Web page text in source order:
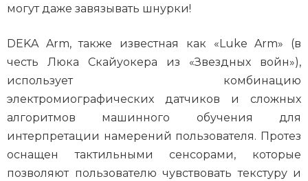
могут даже завязывать шнурки!
DEKA Arm, также известная как «Luke Arm» (в
честь Люка Скайуокера из «Звездных войн»),
использует комбинацию
электромиографических датчиков и сложных
алгоритмов машинного обучения для
интерпретации намерений пользователя. Протез
оснащен тактильными сенсорами, которые
позволяют пользователю чувствовать текстуру и